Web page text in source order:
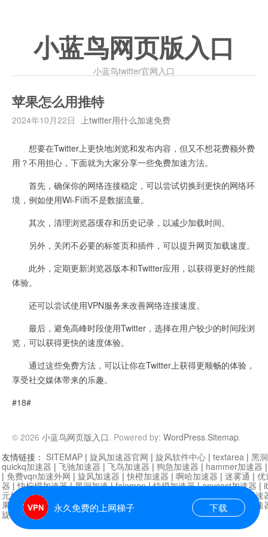
小蓝鸟网页版入口
小蓝鸟twitter官网入口
苹果怎么用推特
2024年10月22日 上twitter用什么加速免费
想要在Twitter上更快地浏览和发布内容，但又不想花费额外费
用？不用担心，下面就为大家分享一些免费加速方法。
首先，确保你的网络连接稳定，可以尝试切换到更快的网络环
境，例如使用Wi-Fi而不是数据流量。
其次，清理浏览器缓存和历史记录，以减少加载时间。
另外，关闭不必要的标签页和插件，可以提升网页加载速度。
此外，定期更新浏览器版本和Twitter应用，以获得更好的性能
体验。
还可以尝试使用VPN服务来改善网络连接速度。
最后，避免高峰时段使用Twitter，选择在用户较少的时间段浏
览，可以获得更快的速度体验。
通过这些免费方法，可以让你在Twitter上获得更顺畅的体验，
享受社交媒体带来的乐趣。
#18#
© 2026 小蓝鸟网页版入口. Powered by: WordPress.Sitemap.
永久免费的上网梯子 下载
友情链接： SITEMAP | 旋风加速器官网 | 旋风软件中心 | textarea | 黑
quickq加速器 | 飞驰加速器 | 飞鸟加速器 | 狗急加速器 | hammer加速器
| 免费vqn加速外网 | 旋风加速器 |快橙加速器 | 啊哈加速器 | 迷雾通 | 优
器 |快柠檬加速器|黑洞加速|falemon|快橙加速器|anycast加速器 |
元机场加速器
小牛加速
果加速器|黑洞加速|银河加速器|猎豹加速器 海鸥加速器|
芒果加速
旋风加速器度器|哔咔漫画|PicACG